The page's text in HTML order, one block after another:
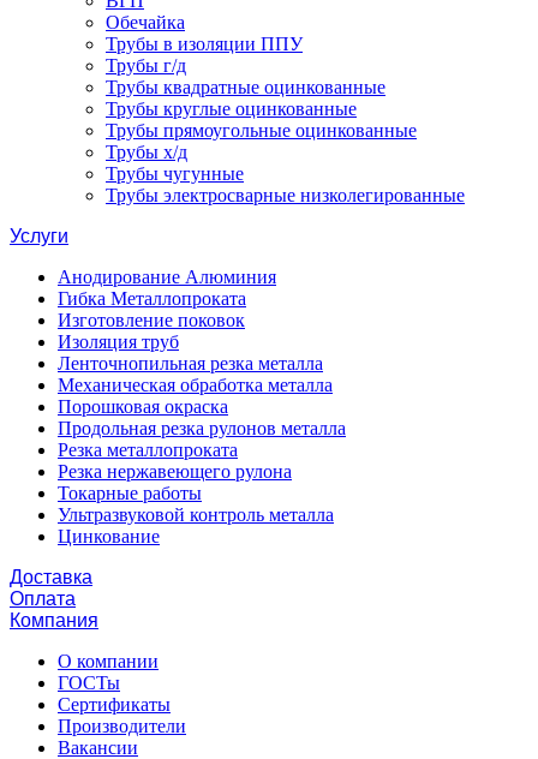
Обечайка
Трубы в изоляции ППУ
Трубы г/д
Трубы квадратные оцинкованные
Трубы круглые оцинкованные
Трубы прямоугольные оцинкованные
Трубы х/д
Трубы чугунные
Трубы электросварные низколегированные
Услуги
Анодирование Алюминия
Гибка Металлопроката
Изготовление поковок
Изоляция труб
Ленточнопильная резка металла
Механическая обработка металла
Порошковая окраска
Продольная резка рулонов металла
Резка металлопроката
Резка нержавеющего рулона
Токарные работы
Ультразвуковой контроль металла
Цинкование
Доставка
Оплата
Компания
О компании
ГОСТы
Сертификаты
Производители
Вакансии